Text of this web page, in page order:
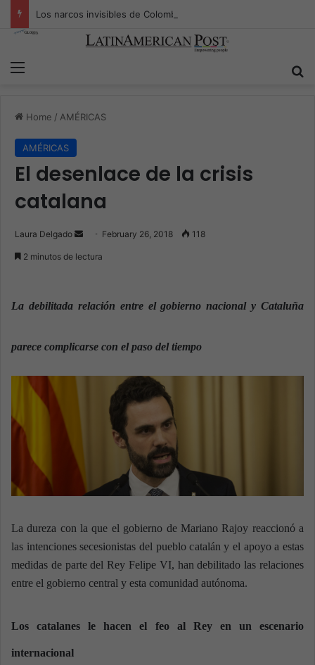
Home / AMÉRICAS
AMÉRICAS
El desenlace de la crisis
catalana
Laura Delgado
a
m
February 26, 2018 118
2 minutos de lectura
La debilitada relación entre el gobierno nacional y Cataluña
parece complicarse con el paso del tiempo
La dureza con la que el gobierno de Mariano Rajoy reaccionó a
las intenciones secesionistas del pueblo catalán y el apoyo a estas
medidas de parte del Rey Felipe VI, han debilitado las relaciones
entre el gobierno central y esta comunidad autónoma.
Los catalanes le hacen el feo al Rey en un escenario
internacional